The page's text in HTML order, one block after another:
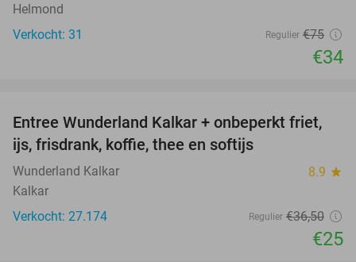
Helmond
Verkocht: 31
Regulier €75
€34
32%
Entree Wunderland Kalkar + onbeperkt friet,
ijs, frisdrank, koffie, thee en softijs
Wunderland Kalkar 8.9 star
Kalkar
Verkocht: 27.174
Regulier €36,50
€25